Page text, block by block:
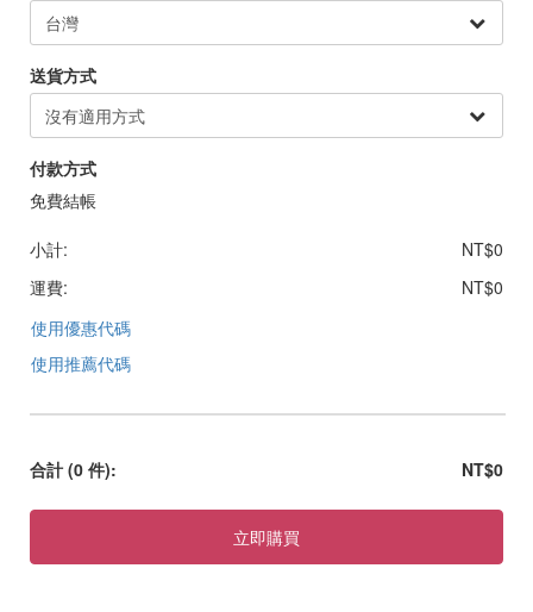
送貨方式
付款方式
免費結帳
小計:
NT$0
運費:
NT$0
使用優惠代碼
使用推薦代碼
合計 (0 件): NT$0
立即購買